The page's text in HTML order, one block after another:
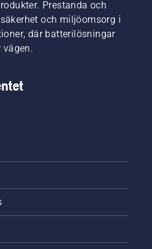
Prestanda och
och miljöomsorg i
där batterilösningar
vägen.